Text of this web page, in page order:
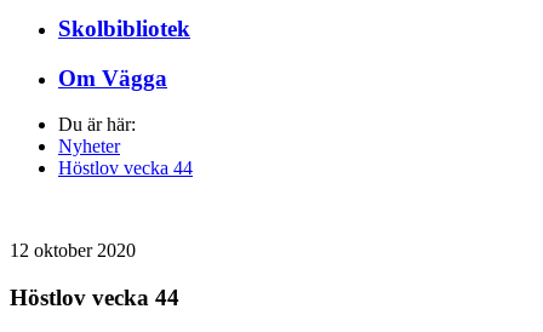
Skolbibliotek
Om Vägga
Du är här:
Nyheter
Höstlov vecka 44
12 oktober 2020
Höstlov vecka 44